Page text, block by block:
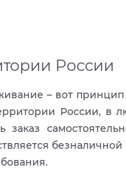
России
– вот
России, в